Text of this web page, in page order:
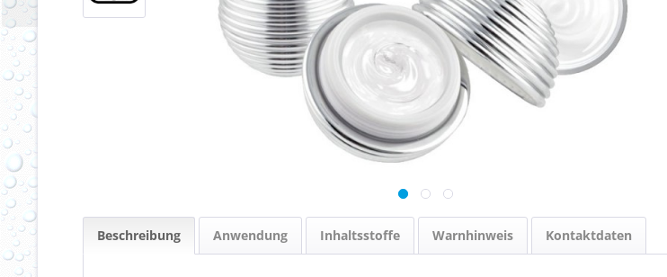
Beschreibung Anwendung Inhaltsstoffe Warnhinweis Kontaktdaten